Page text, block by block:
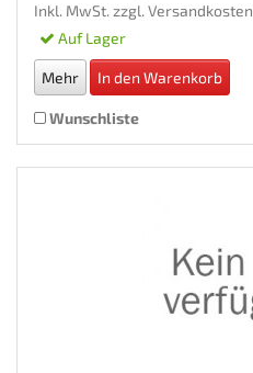
Inkl. MwSt. zzgl. Versandkosten
Auf Lager
Mehr In den Warenkorb
Wunschliste